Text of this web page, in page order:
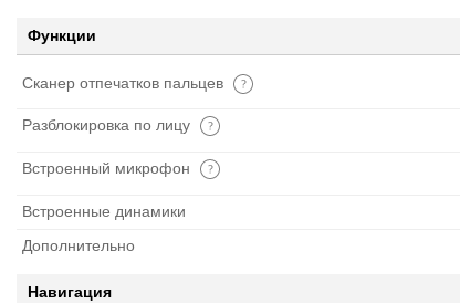
Функции
Сканер отпечатков пальцев
Разблокировка по лицу
Встроенный микрофон
Встроенные динамики
Дополнительно
Навигация